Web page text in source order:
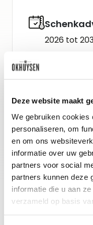
Deze website maakt
We gebruiken cookies
personaliseren, om
en om ons
informatie over uw
partners voor social
partners kunnen deze
informatie die u aan
verzameld op basis
2026 tot
groenten.
en wilde
combinatie